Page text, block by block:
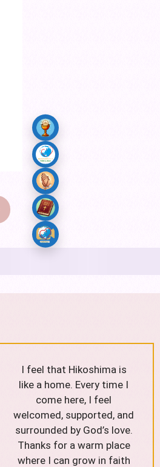
I feel that Hikoshima is
like a home. Every time I
come here, I feel
welcomed, supported, and
surrounded by God’s love.
Thanks for a warm place
where I can grow in faith